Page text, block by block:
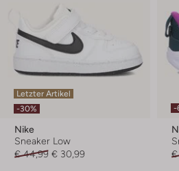
Letzter Artikel
-30%
Nike
Sneaker Low
€ 44,99 € 30,99
-
€